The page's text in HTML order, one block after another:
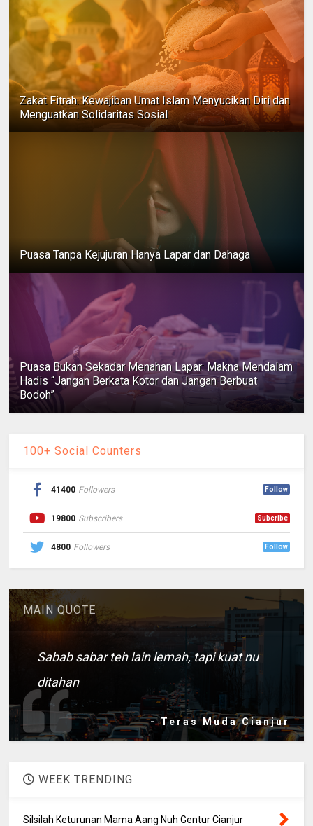
Zakat Fitrah: Kewajiban Umat Islam Menyucikan Diri dan
Menguatkan Solidaritas Sosial
Puasa Tanpa Kejujuran Hanya Lapar dan Dahaga
Puasa Bukan Sekadar Menahan Lapar: Makna Mendalam
Hadis “Jangan Berkata Kotor dan Jangan Berbuat
Bodoh”
100+ Social Counters
41400 Followers Follow
19800 Subscribers Subcribe
4800 Followers Follow
MAIN QUOTE
Sabab sabar teh lain lemah, tapi kuat nu
ditahan
- Teras Muda Cianjur
WEEK TRENDING
Silsilah Keturunan Mama Aang Nuh Gentur Cianjur